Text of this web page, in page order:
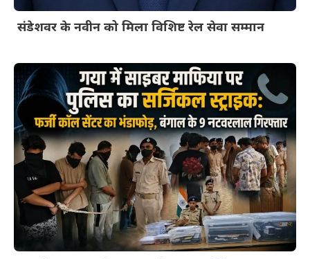
संडेशवर के नवीन को मिला विशिष्ट रेल सेवा सम्मान